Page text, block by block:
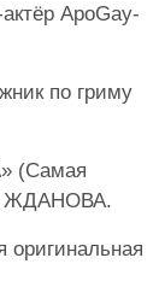
ApoGay-
по гриму
(Самая
ЖДАНОВА.